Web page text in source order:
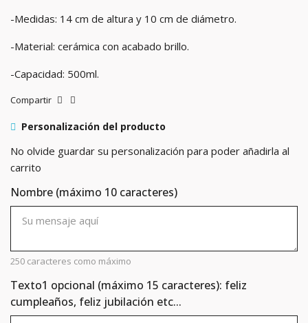
-Medidas: 14 cm de altura y 10 cm de diámetro.
-Material: cerámica con acabado brillo.
-Capacidad: 500ml.
Compartir
Personalización del producto
No olvide guardar su personalización para poder añadirla al
carrito
Nombre (máximo 10 caracteres)
250 caracteres como máximo
Texto1 opcional (máximo 15 caracteres): feliz
cumpleaños, feliz jubilación etc...